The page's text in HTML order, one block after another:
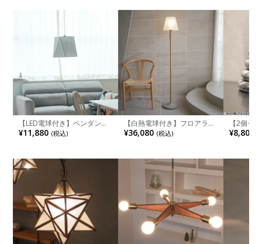
【LED電球付き】ペンダント
ライト 1灯 スチール シーリン
グライト 吊り下げ 照明 イン
ック ホワイト 完成品
¥11,880 (税込)
【白熱電球付き】フロアラン
プ ミエト フロアライト 床置
き 照明 インテリア ガラス 間
テリア リビング 寝室
¥36,080 (税込)
【2個セ
クエンド
大理石 ブ
ン ブラウ
¥8,800